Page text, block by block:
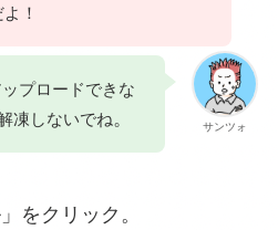
！
サンツォ
プロードできな
凍しないでね。
をクリック。